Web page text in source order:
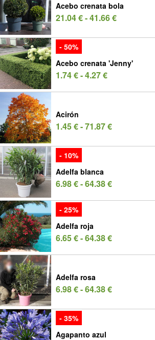
Acebo crenata bola
21.04 € - 41.66 €
- 50%
Acebo crenata 'Jenny'
1.74 € - 4.27 €
Acirón
1.45 € - 71.87 €
- 10%
Adelfa blanca
6.98 € - 64.38 €
- 25%
Adelfa roja
6.65 € - 64.38 €
Adelfa rosa
6.98 € - 64.38 €
- 35%
Agapanto azul